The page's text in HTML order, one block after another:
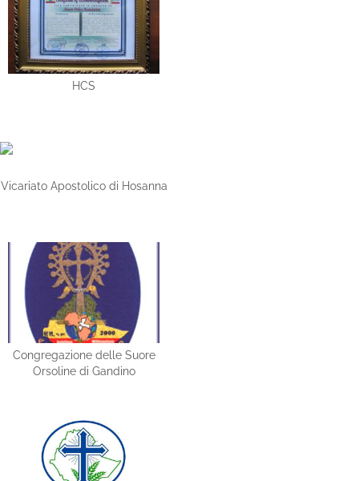
HCS
Vicariato Apostolico di Hosanna
Congregazione delle Suore
Orsoline di Gandino